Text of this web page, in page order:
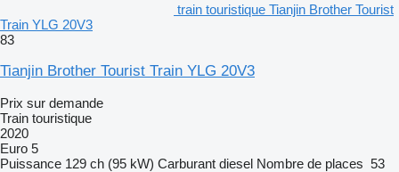
train touristique Tianjin Brother Tourist
Train YLG 20V3
83
Tianjin Brother Tourist Train YLG 20V3
Prix sur demande
Train touristique
2020
Euro 5
Puissance 129 ch (95 kW) Carburant diesel Nombre de places 53